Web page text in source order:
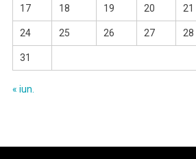
17 18 19 20 21
24 25 26 27 28
31
« iun.